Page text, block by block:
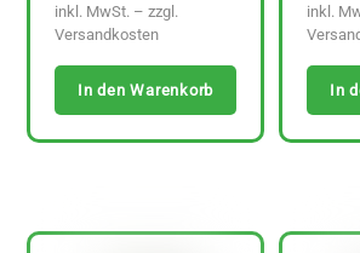
inkl. MwSt. – zzgl.
Versandkosten
In den Warenkorb
inkl.
In